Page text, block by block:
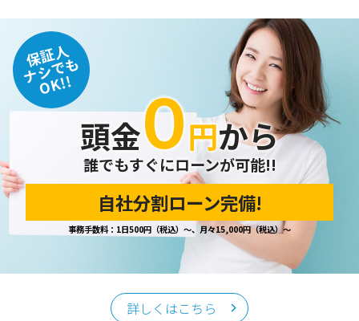
保証人
ナシでも
OK!!
頭金０円から
誰でもすぐにローンが可能!!
自社分割ローン完備!
事務手数料：1日500円（税込）～、月々15,000円（税込）～
詳しくはこちら